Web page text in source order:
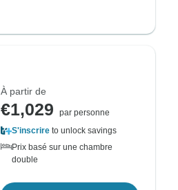
À partir de
€1,029
par personne
S'inscrire to unlock savings
Prix basé sur une chambre
double